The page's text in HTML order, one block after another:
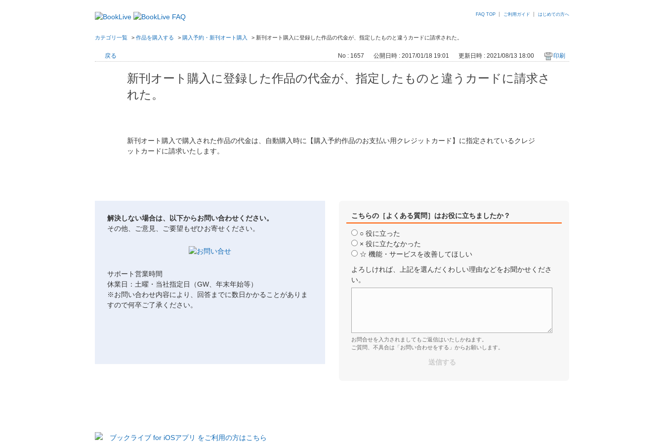
FAQ TOP ご利用ガイド はじめての方へ
カテゴリ一覧 > 作品を購入する > 購入予約・新刊オート購入 > 新刊オート購入に登録した作品の代金が、指定したものと違うカードに請求された。
戻る No : 1657 公開日時 : 2017/01/18 19:01 更新日時 : 2021/08/13 18:00 印刷
新刊オート購入に登録した作品の代金が、指定したものと違うカードに請求さ
れた。
新刊オート購入で購入された作品の代金は、自動購入時に【購入予約作品のお支払い用クレジットカード】に指定されているクレジ
ットカードに請求いたします。
解決しない場合は、以下からお問い合わせください。
その他、ご意見、ご要望もぜひお寄せください。
サポート営業時間
休業日：土曜・当社指定日（GW、年末年始等）
※お問い合わせ内容により、回答までに数日かかることがありま
すので何卒ご了承ください。
こちらの［よくある質問］はお役に立ちましたか？
○ 役に立った
× 役に立たなかった
☆ 機能・サービスを改善してほしい
よろしければ、上記を選んだくわしい理由などをお聞かせくださ
い。
お問合せを入力されましてもご返信はいたしかねます。
ご質問、不具合は「お問い合わせをする」からお願いします。
ブックライブ for iOSアプリ をご利用の方はこちら